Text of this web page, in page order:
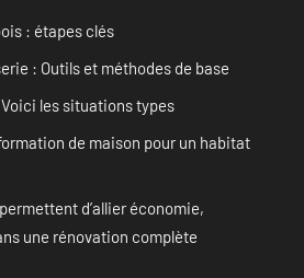
: étapes clés
: Outils et méthodes de base
les situations types
de maison pour un habitat
d’allier économie,
une rénovation complète